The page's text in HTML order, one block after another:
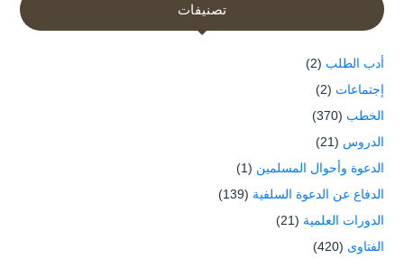
تصنيفات
أدب الطلب (2)
إجتماعات (2)
الخطب (370)
الدروس (21)
الدعوة وأحوال المسلمين (1)
الدفاع عن الدعوة السلفية (139)
الدورات العلمية (21)
الفتاوى (420)